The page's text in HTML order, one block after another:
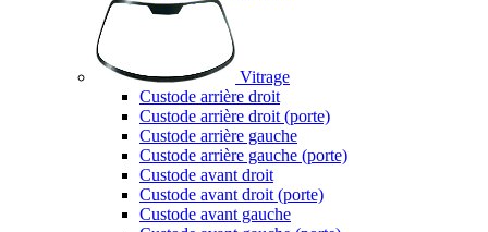
Vitrage
Custode arrière droit
Custode arrière droit (porte)
Custode arrière gauche
Custode arrière gauche (porte)
Custode avant droit
Custode avant droit (porte)
Custode avant gauche